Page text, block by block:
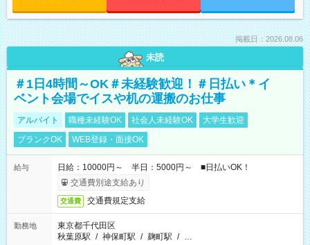
掲載日：2026.08.06
未読
＃1日4時間～OK＃未経験歓迎！＃日払い＊イ
ベント会場でイスや机の運搬のお仕事
アルバイト 職種未経験OK 社会人未経験OK
大学生歓迎
ブランクOK
WEB登録・面接OK
給与
日給：10000円～ 半日：5000円～ ■日払いOK！
交通費別途支給あり
交通費 交通費規定支給
勤務地
東京都千代田区
秋葉原駅 / 神保町駅 / 麹町駅 / …